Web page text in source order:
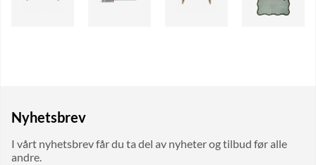
Nyhetsbrev
I vårt nyhetsbrev får du ta del av nyheter og tilbud før alle
andre.